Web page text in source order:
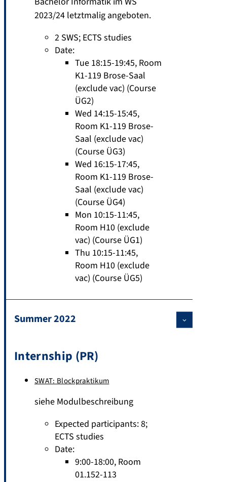
2023/24 letztmalig angeboten.
2 SWS; ECTS studies
Date:
Tue 18:15-19:45, Room
K1-119 Brose-Saal
(exclude vac) (Course
ÜG2)
Wed 14:15-15:45,
Room K1-119 Brose-
Saal (exclude vac)
(Course ÜG3)
Wed 16:15-17:45,
Room K1-119 Brose-
Saal (exclude vac)
(Course ÜG4)
Mon 10:15-11:45,
Room H10 (exclude
vac) (Course ÜG1)
Thu 10:15-11:45,
Room H10 (exclude
vac) (Course ÜG5)
Summer 2022
Internship (PR)
SWAT: Blockpraktikum
siehe Modulbeschreibung
Expected participants: 8;
ECTS studies
Date:
9:00-18:00, Room
01.152-113